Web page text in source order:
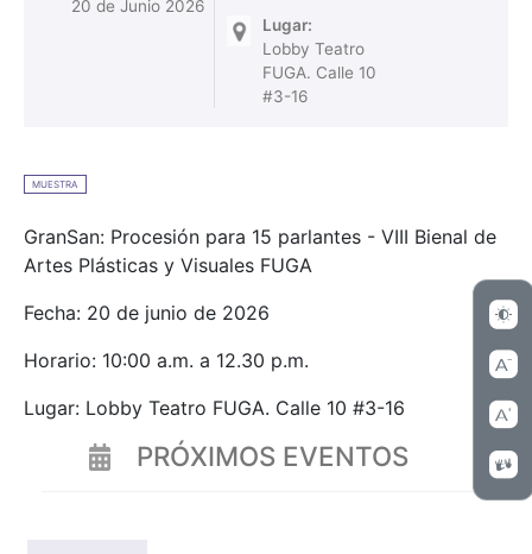
20 de Junio 2026
Lugar:
Lobby Teatro
FUGA. Calle 10
#3-16
MUESTRA
GranSan: Procesión para 15 parlantes - VIII Bienal de
Artes Plásticas y Visuales FUGA
Fecha: 20 de junio de 2026
Horario: 10:00 a.m. a 12.30 p.m.
Lugar: Lobby Teatro FUGA. Calle 10 #3-16
PRÓXIMOS EVENTOS